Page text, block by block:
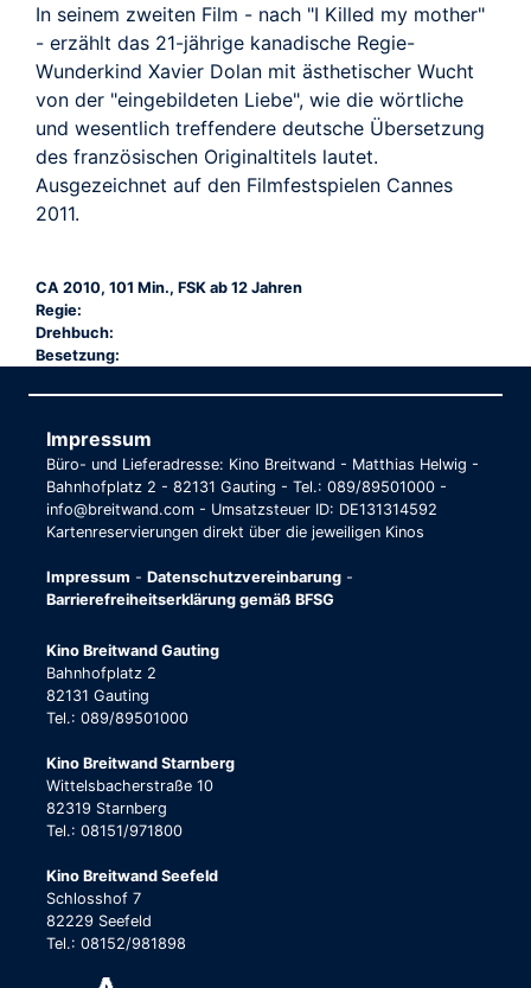
In seinem zweiten Film - nach "I Killed my mother"
- erzählt das 21-jährige kanadische Regie-
Wunderkind Xavier Dolan mit ästhetischer Wucht
von der "eingebildeten Liebe", wie die wörtliche
und wesentlich treffendere deutsche Übersetzung
des französischen Originaltitels lautet.
Ausgezeichnet auf den Filmfestspielen Cannes
2011.
CA 2010, 101 Min., FSK ab 12 Jahren
Regie:
Drehbuch:
Besetzung:
Impressum
Büro- und Lieferadresse: Kino Breitwand - Matthias Helwig -
Bahnhofplatz 2 - 82131 Gauting - Tel.: 089/89501000 -
info@breitwand.com - Umsatzsteuer ID: DE131314592
Kartenreservierungen direkt über die jeweiligen Kinos
Impressum - Datenschutzvereinbarung -
Barrierefreiheitserklärung gemäß BFSG
Kino Breitwand Gauting
Bahnhofplatz 2
82131 Gauting
Tel.: 089/89501000
Kino Breitwand Starnberg
Wittelsbacherstraße 10
82319 Starnberg
Tel.: 08151/971800
Kino Breitwand Seefeld
Schlosshof 7
82229 Seefeld
Tel.: 08152/981898